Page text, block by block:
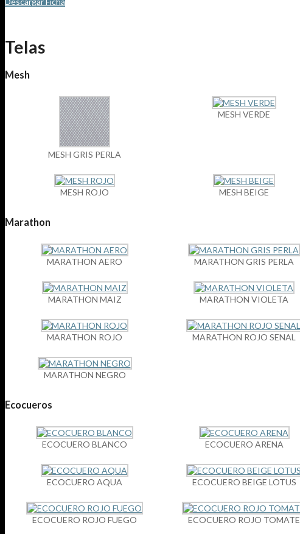
Telas
Mesh
MESH GRIS PERLA
MESH VERDE
MESH ROJO MESH BEIGE
Marathon
MARATHON AERO MARATHON GRIS PERLA
MARATHON MAIZ MARATHON VIOLETA
MARATHON ROJO MARATHON ROJO SENAL
MARATHON NEGRO
Ecocueros
ECOCUERO BLANCO ECOCUERO ARENA
ECOCUERO AQUA ECOCUERO BEIGE LOTUS
ECOCUERO ROJO FUEGO ECOCUERO ROJO TOMATE